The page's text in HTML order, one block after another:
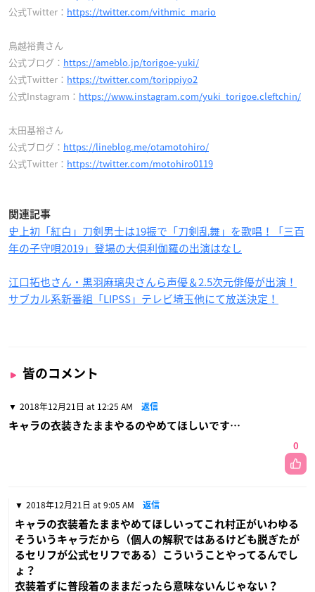
公式Twitter： https://twitter.com/vithmic_mario
鳥越裕貴さん
公式ブログ： https://ameblo.jp/torigoe-yuki/
公式Twitter： https://twitter.com/torippiyo2
公式Instagram： https://www.instagram.com/yuki_torigoe.cleftchin/
太田基裕さん
公式ブログ： https://lineblog.me/otamotohiro/
公式Twitter： https://twitter.com/motohiro0119
関連記事
史上初「紅白」刀剣男士は19振で「刀剣乱舞」を歌唱！「三百
年の子守唄2019」登場の大倶利伽羅の出演はなし
江口拓也さん・黒羽麻璃央さんら声優＆2.5次元俳優が出演！
サブカル系新番組「LIPSS」テレビ埼玉他にて放送決定！
皆のコメント
2018年12月21日 at 12:25 AM 返信
キャラの衣装きたままやるのやめてほしいです…
0
2018年12月21日 at 9:05 AM 返信
キャラの衣装着たままやめてほしいってこれ村正がいわゆる
そういうキャラだから（個人の解釈ではあるけども脱ぎたが
るセリフが公式セリフである）こういうことやってるんでし
ょ？
衣装着ずに普段着のままだったら意味ないんじゃない？